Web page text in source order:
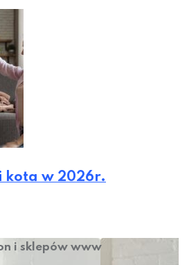
kota w 2026r.
i sklepów www